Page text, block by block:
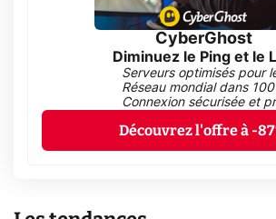
CyberGhost
Diminuez le Ping et le
Serveurs optimisés pour
Réseau mondial dans
Connexion sécurisée et
Découvrez l'offre à -